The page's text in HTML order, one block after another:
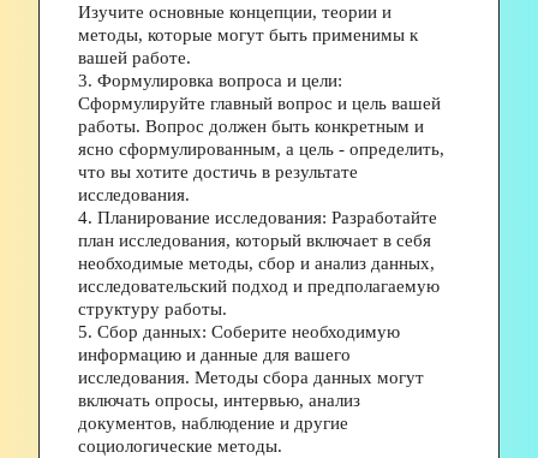
Изучите основные концепции, теории и
методы, которые могут быть применимы к
вашей работе.
3. Формулировка вопроса и цели:
Сформулируйте главный вопрос и цель вашей
работы. Вопрос должен быть конкретным и
ясно сформулированным, а цель - определить,
что вы хотите достичь в результате
исследования.
4. Планирование исследования: Разработайте
план исследования, который включает в себя
необходимые методы, сбор и анализ данных,
исследовательский подход и предполагаемую
структуру работы.
5. Сбор данных: Соберите необходимую
информацию и данные для вашего
исследования. Методы сбора данных могут
включать опросы, интервью, анализ
документов, наблюдение и другие
социологические методы.